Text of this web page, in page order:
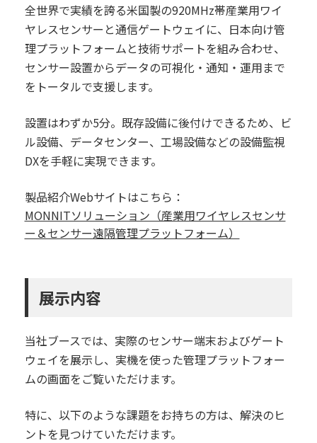
全世界で実績を誇る米国製の920MHz帯産業用ワイ
ヤレスセンサーと通信ゲートウェイに、日本向け管
理プラットフォームと技術サポートを組み合わせ、
センサー設置からデータの可視化・通知・運用まで
をトータルで支援します。
設置はわずか5分。既存設備に後付けできるため、ビ
ル設備、データセンター、工場設備などの設備監視
DXを手軽に実現できます。
製品紹介Webサイトはこちら：
MONNITソリューション（産業用ワイヤレスセンサ
ー＆センサー遠隔管理プラットフォーム）
展示内容
当社ブースでは、実際のセンサー端末およびゲート
ウェイを展示し、実機を使った管理プラットフォー
ムの画面をご覧いただけます。
特に、以下のような課題をお持ちの方は、解決のヒ
ントを見つけていただけます。